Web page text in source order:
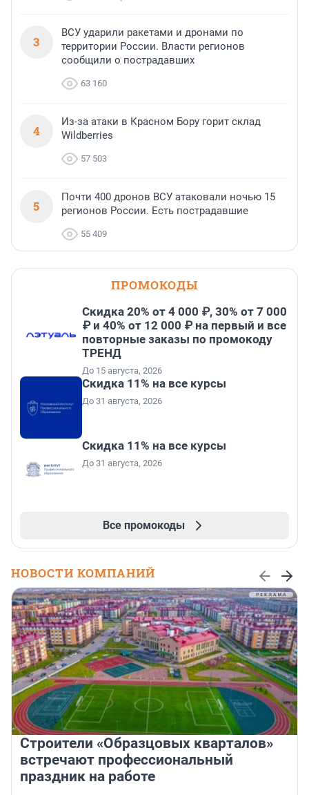
3
ВСУ ударили ракетами и дронами по
территории России. Власти регионов
сообщили о пострадавших
63 160
4
Из-за атаки в Красном Бору горит склад
Wildberries
57 503
5
Почти 400 дронов ВСУ атаковали ночью 15
регионов России. Есть пострадавшие
55 409
ПРОМОКОДЫ
Скидка 20% от 4 000 ₽, 30% от 7 000
₽ и 40% от 12 000 ₽ на первый и все
повторные заказы по промокоду
ТРЕНД
До 15 августа, 2026
Скидка 11% на все курсы
До 31 августа, 2026
Скидка 11% на все курсы
До 31 августа, 2026
Все промокоды
НОВОСТИ КОМПАНИЙ
Строители «Образцовых кварталов»
встречают профессиональный
праздник на работе